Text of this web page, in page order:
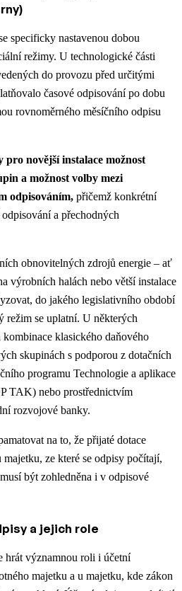
specificky nastavenou dobou
režimy. U technologické části
do provozu před určitými
časové odpisování po dobu
rovnoměrného měsíčního odpisu
pro novější instalace možnost
a možnost volby mezi
odpisováním, přičemž konkrétní
a přechodných
obnovitelných zdrojů energie – ať
výrobních halách nebo větší instalace
do jakého legislativního období
režim se uplatní. U některých
klasického daňového
skupinách s podporou z dotačních
programu Technologie a aplikace
TAK) nebo prostřednictvím
rozvojové banky.
na to, že přijaté dotace
ze které se odpisy počítají,
být zohledněna i v odpisové
a jejich role
hrát významnou roli i účetní
majetku a u majetku, kde zákon